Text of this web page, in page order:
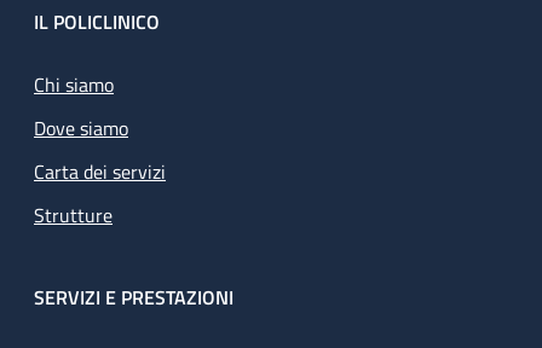
Footer
IL POLICLINICO
Chi siamo
Dove siamo
Carta dei servizi
Strutture
SERVIZI E PRESTAZIONI